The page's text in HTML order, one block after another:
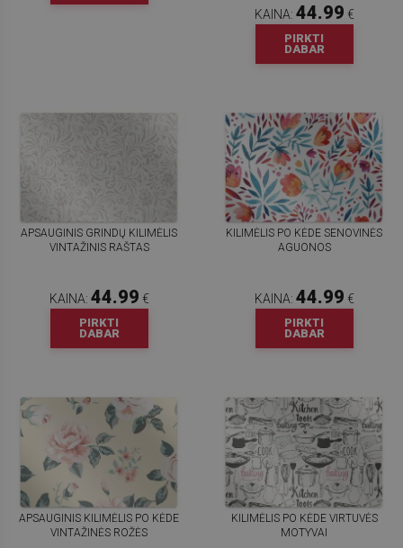
KAINA: 44.99 €
PIRKTI
DABAR
APSAUGINIS GRINDŲ KILIMĖLIS
VINTAŽINIS RAŠTAS
KAINA: 44.99 €
PIRKTI
DABAR
KILIMĖLIS PO KĖDE SENOVINĖS
AGUONOS
KAINA: 44.99 €
PIRKTI
DABAR
APSAUGINIS KILIMĖLIS PO KĖDE
VINTAŽINĖS ROŽĖS
KILIMĖLIS PO KĖDE VIRTUVĖS
MOTYVAI